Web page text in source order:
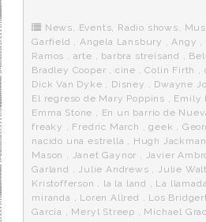
o
k
r
e
r
a
News, Events, Radio shows,
Garfield ,Angela Lansbury ,Angy ,
Ramos , arte , barbra streisand ,
Bradley Cooper , cine ,Colin Firth ,
Dick Van Dyke , Disney , Dwayne
El regreso de Mary Poppins , Emily
Emma Stone , En un barrio de
freaky , Fredric March ,geek ,
nacido una estrella , Hugh Jackman
Mason , Janet Gaynor , Javier
Garland ,Julie Andrews ,Julie
Kristofferson , la la land , La llamada
miranda , Loren Allred , Los
García , Meryl Streep , Michael